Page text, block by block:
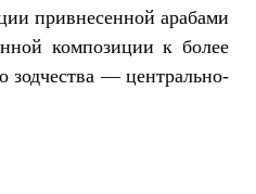
привнесенной арабами
композиции к более
зодчества — центрально-